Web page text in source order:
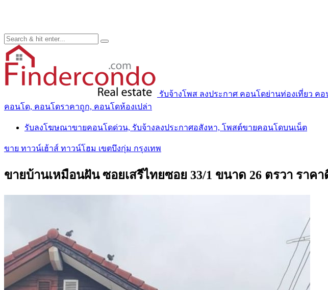
รับจ้างโพส ลงประกาศ คอนโดย่านท่องเที่ยว ค
คอนโด, คอนโดราคาถูก, คอนโดห้องเปล่า
รับลงโฆษณาขายคอนโดด่วน, รับจ้างลงประกาศอสังหา, โพสต์ขายคอนโดบนเน็ต
ขาย ทาวน์เฮ้าส์ ทาวน์โฮม เขตบึงกุ่ม กรุงเทพ
ขายบ้านเหมือนฝัน ซอยเสรีไทยซอย 33/1 ขนาด 26 ตรวา ราคา